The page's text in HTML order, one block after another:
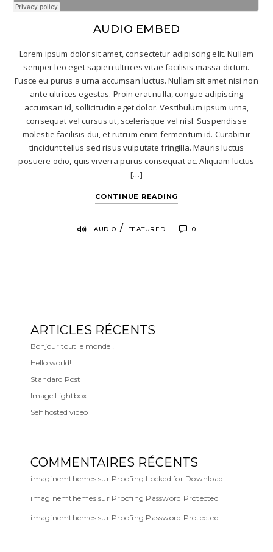
AUDIO EMBED
Lorem ipsum dolor sit amet, consectetur adipiscing elit. Nullam
semper leo eget sapien ultrices vitae facilisis massa dictum.
Fusce eu purus a urna accumsan luctus. Nullam sit amet nisi non
ante ultrices egestas. Proin erat nulla, congue adipiscing
accumsan id, sollicitudin eget dolor. Vestibulum ipsum urna,
consequat vel cursus ut, scelerisque vel nisl. Suspendisse
molestie facilisis dui, et rutrum enim fermentum id. Curabitur
tincidunt tellus sed risus vulputate fringilla. Mauris luctus
posuere odio, quis viverra purus consequat ac. Aliquam luctus
[…]
CONTINUE READING
AUDIO / FEATURED 0
ARTICLES RÉCENTS
Bonjour tout le monde !
Hello world!
Standard Post
Image Lightbox
Self hosted video
COMMENTAIRES RÉCENTS
imaginemthemessur Proofing Locked for Download
imaginemthemessur Proofing Password Protected
imaginemthemessur Proofing Password Protected